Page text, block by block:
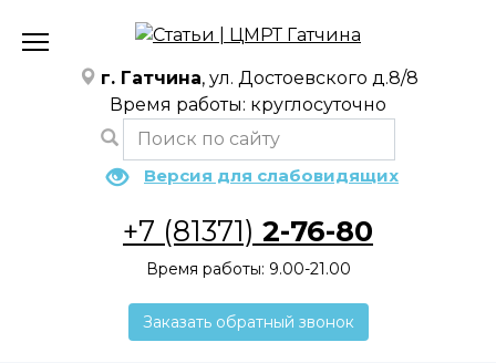
содержанию
г. Гатчина, ул. Достоевского д.8/8
Время работы: круглосуточно
Версия для слабовидящих
+7 (81371) 2-76-80
Время работы: 9.00-21.00
Заказать обратный звонок